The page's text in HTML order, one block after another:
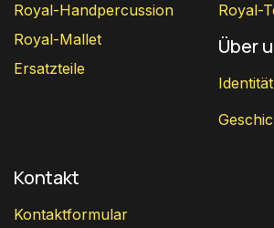
Royal-Handpercussion
Royal-Mallet
Ersatzteile
Royal-
Über
Identität
Kontakt
Kontaktformular